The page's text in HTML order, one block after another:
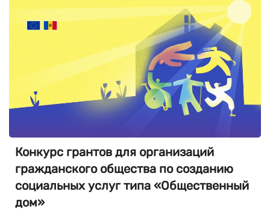
Конкурс грантов для организаций
гражданского общества по созданию
социальных услуг типа «Общественный
дом»